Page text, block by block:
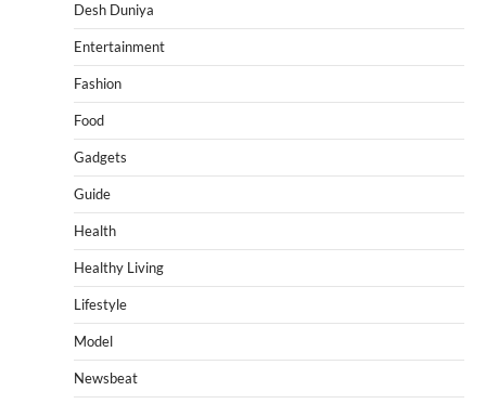
Desh Duniya
Entertainment
Fashion
Food
Gadgets
Guide
Health
Healthy Living
Lifestyle
Model
Newsbeat